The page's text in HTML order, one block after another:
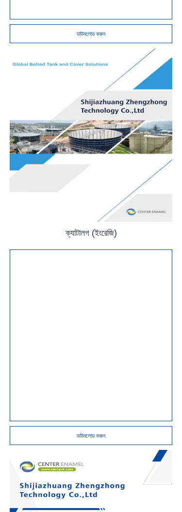
ক্যাটালগ (ইংরেজি)
ডাউনলোড করুন
ডাউনলোড করুন